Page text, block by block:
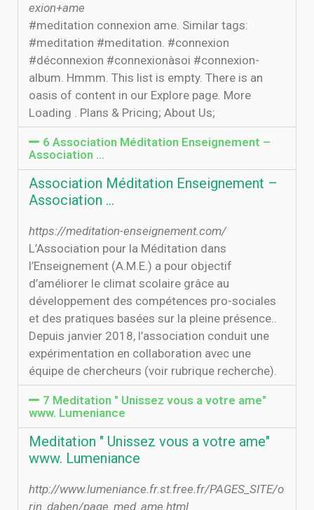
exion+ame
#meditation connexion ame. Similar tags:
#meditation #meditation. #connexion
#déconnexion #connexionàsoi #connexion-
album. Hmmm. This list is empty. There is an
oasis of content in our Explore page. More
Loading . Plans & Pricing; About Us;
6 Association Méditation Enseignement –
Association ...
Association Méditation Enseignement –
Association ...
https://meditation-enseignement.com/
L’Association pour la Méditation dans
l’Enseignement (A.M.E.) a pour objectif
d’améliorer le climat scolaire grâce au
développement des compétences pro-sociales
et des pratiques basées sur la pleine présence..
Depuis janvier 2018, l’association conduit une
expérimentation en collaboration avec une
équipe de chercheurs (voir rubrique recherche).
7 Meditation " Unissez vous a votre ame"
www. Lumeniance
Meditation " Unissez vous a votre ame"
www. Lumeniance
http://www.lumeniance.fr.st.free.fr/PAGES_SITE/o
rin_daben/page_med_ame.html